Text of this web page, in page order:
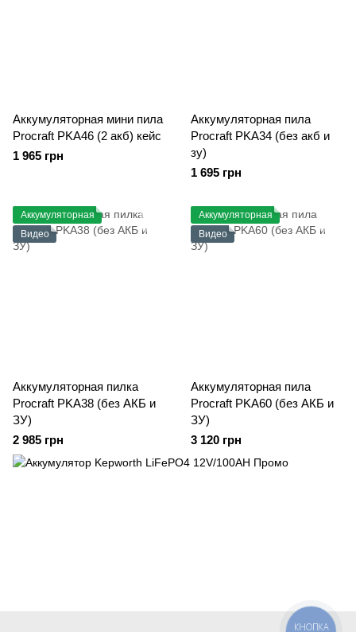
Аккумуляторная мини пила
Procraft PKA46 (2 акб) кейс
1 965 грн
Аккумуляторная пила
Procraft PKA34 (без акб и
зу)
1 695 грн
Аккумуляторная
Видео
Аккумуляторная пилка
Procraft PKA38 (без АКБ и
ЗУ)
2 985 грн
Аккумуляторная
Видео
Аккумуляторная пила
Procraft PKA60 (без АКБ и
ЗУ)
3 120 грн
КНОПКА